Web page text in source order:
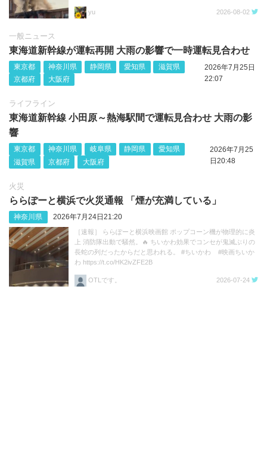
yu 2026-08-02
一般ニュース
東海道新幹線が運転再開 大雨の影響で一時運転見合わせ
東京都 神奈川県 静岡県 愛知県
滋賀県
京都府
大阪府
2026年7月25日
22:07
ライフライン
東海道新幹線 小田原～熱海駅間で運転見合わせ 大雨の影
響
東京都 神奈川県 岐阜県 静岡県
愛知県
滋賀県
京都府 大阪府
2026年7月25
日20:48
火災
ららぽーと横浜で火災通報 「煙が充満している」
神奈川県 2026年7月24日21:20
［速報］ ららぽーと横浜映画館 ポップコーン機が物理的に炎
上 消防隊出動で騒然。🔥 ちいかわ効果でコンセが鬼滅ぶりの
長蛇の列だったからだと思われる。 #ちいかわ #映画ちいか
わ https://t.co/HK2ivZFE2B
OTLです。 2026-07-24